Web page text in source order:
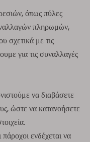
όπως πύλες
πληρωμών,
σχετικά με τις
για τις συναλλαγές
να διαβάσετε
ώστε να κατανοήσετε
ενδέχεται να